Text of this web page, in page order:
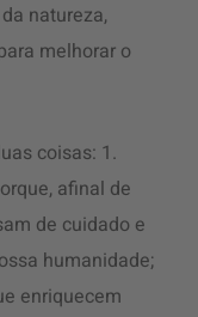
natureza,
melhorar o
coisas: 1.
afinal de
de cuidado e
humanidade;
enriquecem